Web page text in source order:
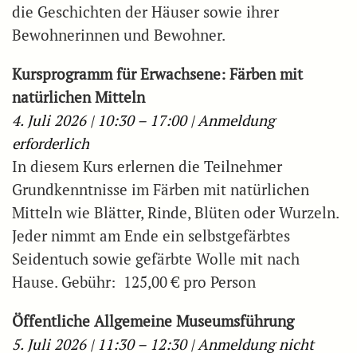
die Geschichten der Häuser sowie ihrer
Bewohnerinnen und Bewohner.
Kursprogramm für Erwachsene: Färben mit
natürlichen Mitteln
4. Juli 2026 | 10:30 – 17:00 | Anmeldung
erforderlich
In diesem Kurs erlernen die Teilnehmer
Grundkenntnisse im Färben mit natürlichen
Mitteln wie Blätter, Rinde, Blüten oder Wurzeln.
Jeder nimmt am Ende ein selbstgefärbtes
Seidentuch sowie gefärbte Wolle mit nach
Hause. Gebühr: 125,00 € pro Person
Öffentliche Allgemeine Museumsführung
5. Juli 2026 | 11:30 – 12:30 | Anmeldung nicht